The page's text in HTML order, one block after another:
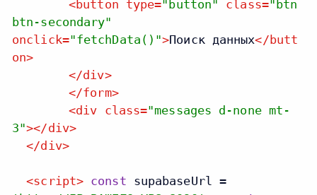
<button type="button" class="btn
btn-secondary"
onclick="fetchData()">Поиск данных</butt
on>
</div>
</form>
<div class="messages d-none mt-
3"></div>
</div>
<script> const supabaseUrl =